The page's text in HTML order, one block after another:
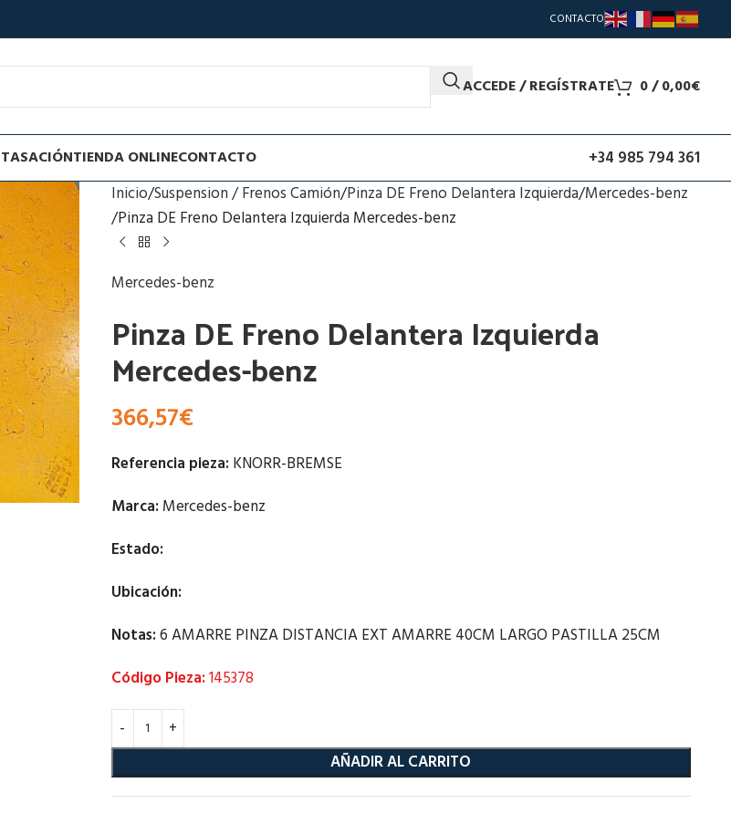
CONTACTO
ACCEDE / REGÍSTRATE 0/0,00€
TIENDA ONLINECONTACTO +34 985 794 361
Inicio Suspension / Frenos Camión Pinza DE Freno Delantera Izquierda Mercedes-benz
Pinza DE Freno Delantera Izquierda Mercedes-benz
Mercedes-benz
Pinza DE Freno Delantera Izquierda
Mercedes-benz
366,57€
Referencia pieza: KNORR-BREMSE
Marca: Mercedes-benz
Estado:
Ubicación:
Notas:6 AMARRE PINZA DISTANCIA EXT AMARRE 40CM LARGO PASTILLA 25CM
Código Pieza:145378
AÑADIR AL CARRITO